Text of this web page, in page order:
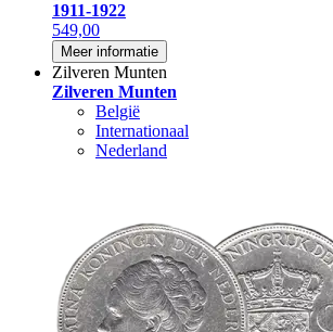
1911-1922
549,00
Meer informatie
Zilveren Munten
Zilveren Munten
België
Internationaal
Nederland